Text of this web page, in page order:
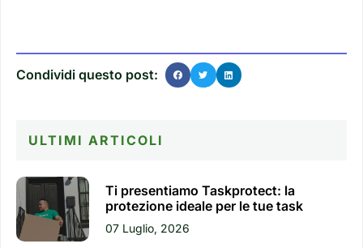
Condividi questo post:
ULTIMI ARTICOLI
Ti presentiamo Taskprotect: la
protezione ideale per le tue task
07 Luglio, 2026